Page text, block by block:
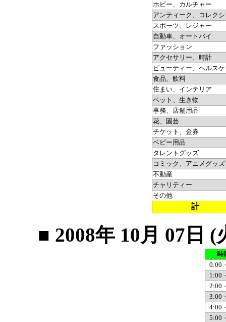
ホビー、カルチャー
アンティーク、コレク
スポーツ、レジャー
自動車、オートバイ
ファッション
アクセサリー、時計
ビューティー、ヘルス
食品、飲料
住まい、インテリア
ペット、生き物
事務、店舗用品
花、園芸
チケット、金券
ベビー用品
タレントグッズ
コミック、アニメグッズ
不動産
チャリティー
その他
計
■ 2008年 10月 07日
時
0:00
1:00
2:00
3:00
4:00
5:00